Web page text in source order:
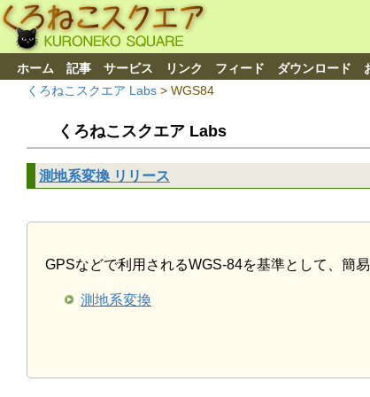
ホーム 記事 サービス リンク フィード ダウンロード
くろねこスクエア Labs > WGS84
くろねこスクエア Labs
測地系変換 リリース
GPSなどで利用されるWGS-84を基準として、簡
測地系変換